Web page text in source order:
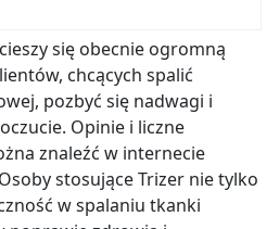
się obecnie ogromną
chcących spalić
pozbyć się nadwagi i
Opinie i liczne
znaleźć w internecie
stosujące Trizer nie tylko
w spalaniu tkanki